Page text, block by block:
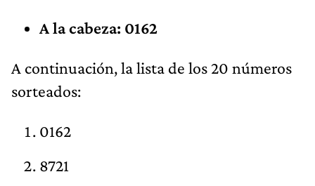
A la cabeza: 0162
A continuación, la lista de los 20 números
sorteados:
0162
8721